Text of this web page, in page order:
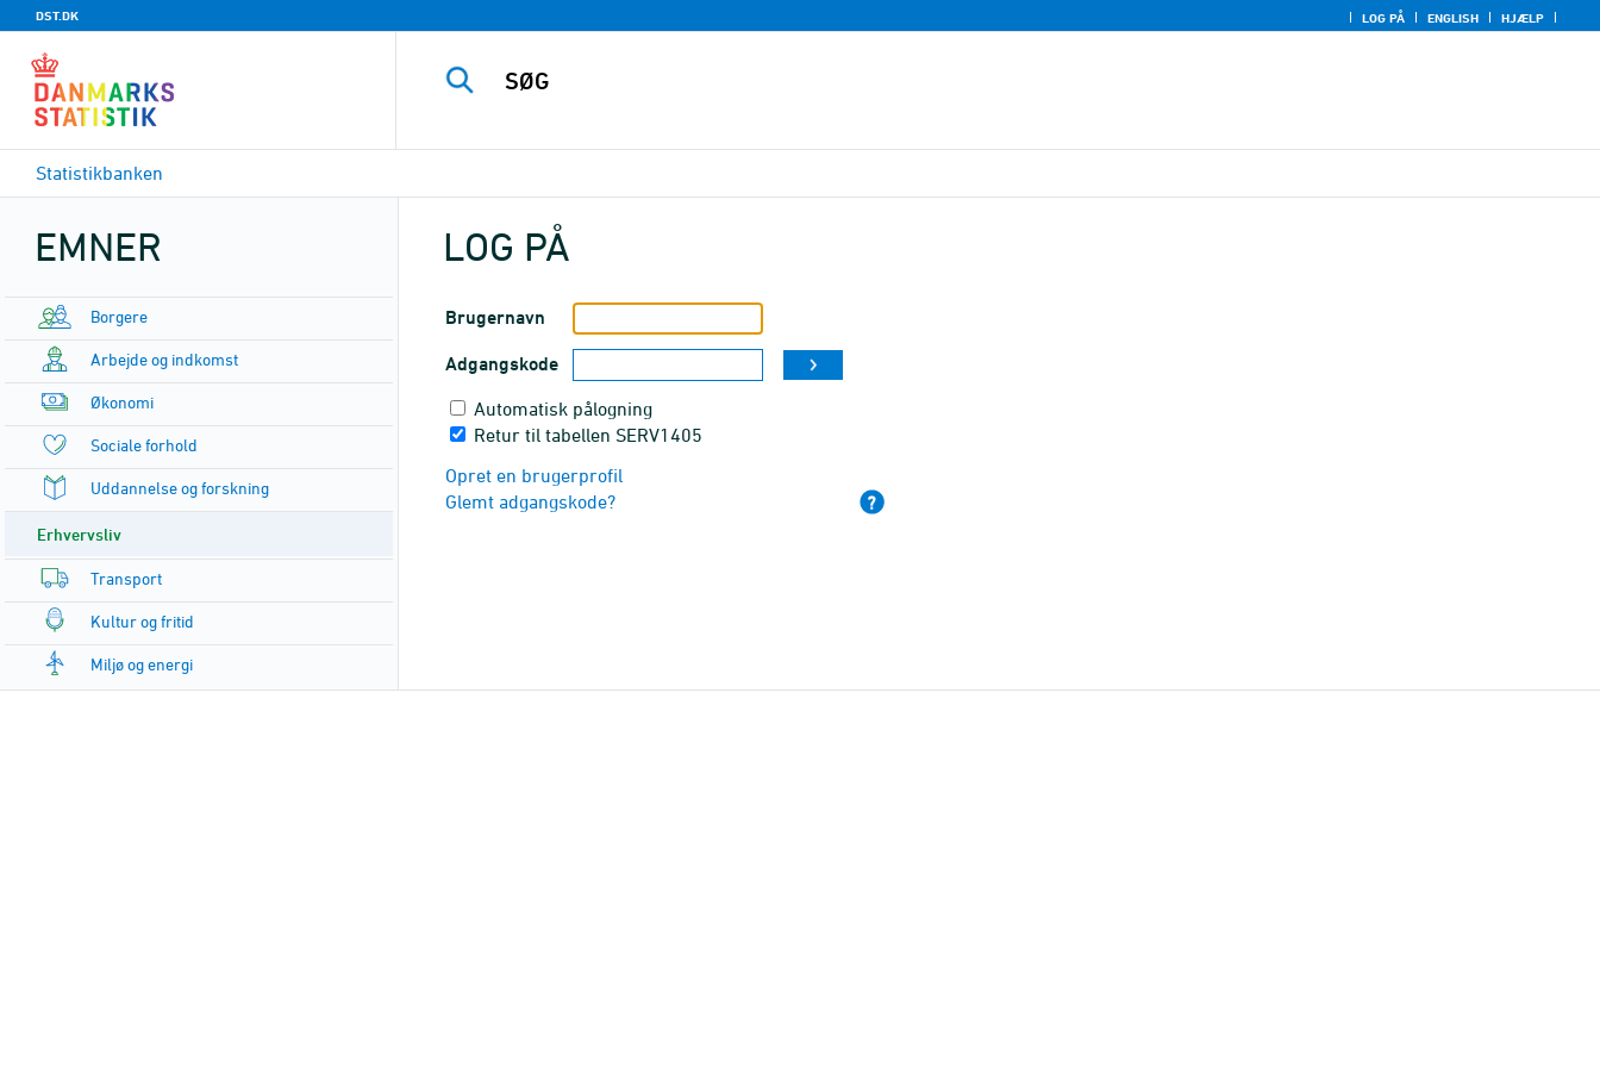
DST.DK LOG PÅ ENGLISH HJÆLP
Statistikbanken
EMNER
Borgere
Arbejde og indkomst
Økonomi
Sociale forhold
Uddannelse og forskning
Erhvervsliv
Transport
Kultur og fritid
Miljø og energi
LOG PÅ
Brugernavn
Adgangskode
Automatisk pålogning
Retur til tabellen SERV1405
Opret en brugerprofil
Glemt adgangskode?